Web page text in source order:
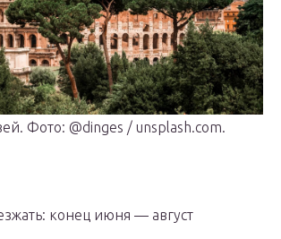
Фото: @dinges / unsplash.com.
конец июня — август